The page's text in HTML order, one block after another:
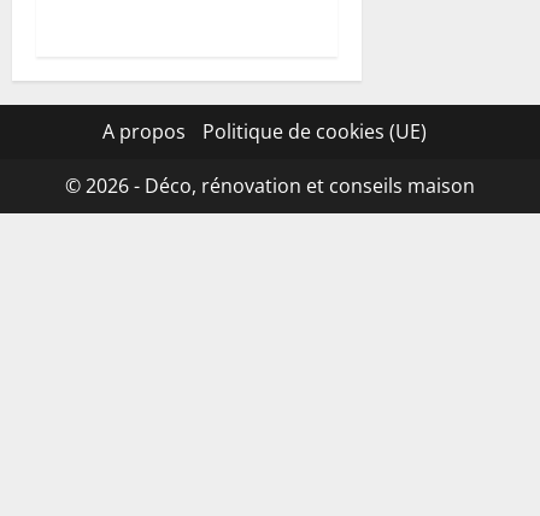
A propos Politique de cookies (UE)
© 2026 - Déco, rénovation et conseils maison